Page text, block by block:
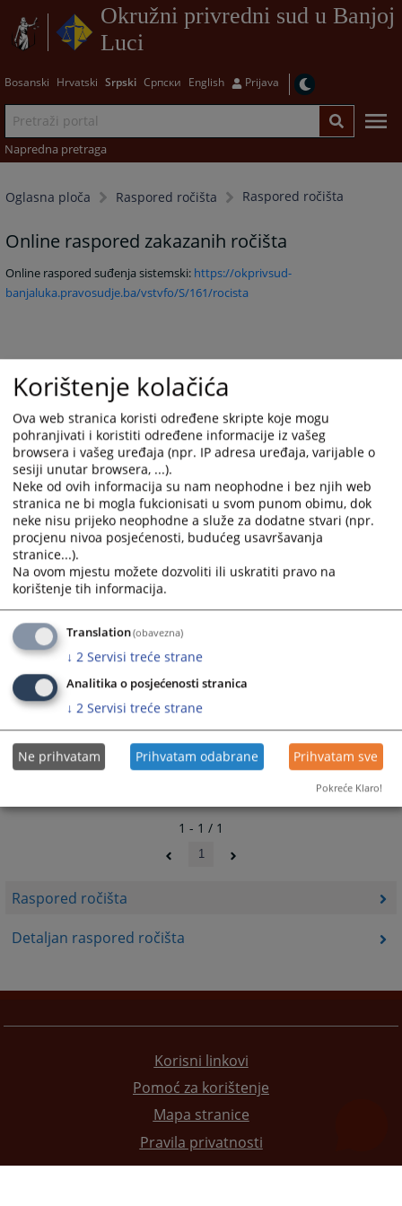
Okružni privredni sud u Banjoj
Luci
Bosanski Hrvatski Srpski Српски English Prijava
Napredna pretraga
Oglasna ploča Raspored ročišta Raspored ročišta
Raspored ročišta
Detaljan raspored ročišta
Online raspored zakazanih ročišta
Online raspored suđenja sistemski: https://okprivsud-
banjaluka.pravosudje.ba/vstvfo/S/161/rocista
5137 PREGLEDA
1 - 1 / 1
1
Korisni linkovi
Pomoć za korištenje
Mapa stranice
Pravila privatnosti
Korištenje kolačića
Ova web stranica koristi određene skripte koje mogu
pohranjivati i koristiti određene informacije iz vašeg
browsera i vašeg uređaja (npr. IP adresa uređaja, varijable o
sesiji unutar browsera, ...).
Neke od ovih informacija su nam neophodne i bez njih web
stranica ne bi mogla fukcionisati u svom punom obimu, dok
neke nisu prijeko neophodne a služe za dodatne stvari (npr.
procjenu nivoa posjećenosti, budućeg usavršavanja
stranice...).
Na ovom mjestu možete dozvoliti ili uskratiti pravo na
korištenje tih informacija.
Translation(obavezna)
↓ 2 Servisi treće strane
Analitika o posjećenosti stranica
↓ 2 Servisi treće strane
Ne prihvatam Prihvatam odabrane Prihvatam sve
Pokreće Klaro!